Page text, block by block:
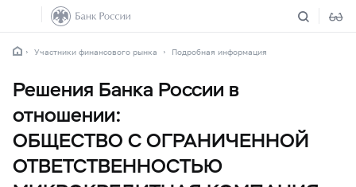
Участники финансового рынка Подробная информация
Решения Банка России в
отношении:
ОБЩЕСТВО С ОГРАНИЧЕННОЙ
ОТВЕТСТВЕННОСТЬЮ